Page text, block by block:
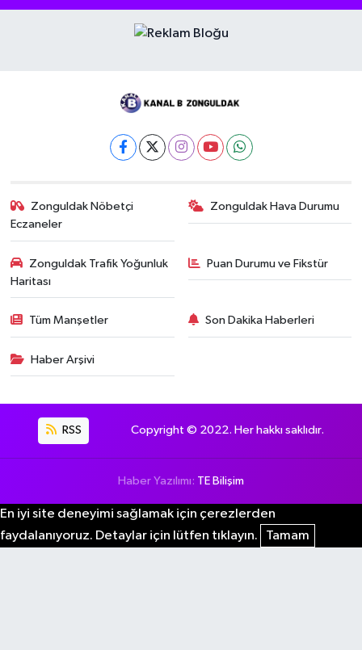
Zonguldak Nöbetçi
Eczaneler
Zonguldak Hava Durumu
Zonguldak Trafik Yoğunluk
Haritası
Puan Durumu ve Fikstür
Tüm Manşetler Son Dakika Haberleri
Haber Arşivi
RSS Copyright © 2022. Her hakkı saklıdır.
Haber Yazılımı: TE Bilişim
En iyi site deneyimi sağlamak için çerezlerden
faydalanıyoruz. Detaylar için lütfen tıklayın.
Tamam